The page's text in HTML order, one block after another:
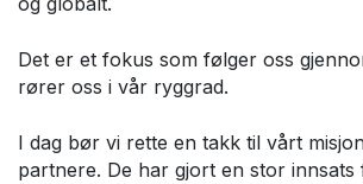
Det er et fokus som følger oss
rører oss i vår ryggrad.
I dag bør vi rette en takk til vårt
partnere. De har gjort en stor innsats